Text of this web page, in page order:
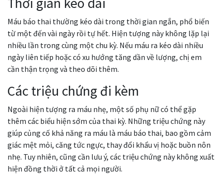
Máu báo thai thường kéo dài trong thời gian ngắn, phổ biến
từ một đến vài ngày rồi tự hết. Hiện tượng này không lặp lại
nhiều lần trong cùng một chu kỳ. Nếu máu ra kéo dài nhiều
ngày liên tiếp hoặc có xu hướng tăng dần về lượng, chị em
cần thận trọng và theo dõi thêm.
Các triệu chứng đi kèm
Ngoài hiện tượng ra máu nhẹ, một số phụ nữ có thể gặp
thêm các biểu hiện sớm của thai kỳ. Những triệu chứng này
giúp củng cố khả năng ra máu là máu báo thai, bao gồm cảm
giác mệt mỏi, căng tức ngực, thay đổi khẩu vị hoặc buồn nôn
nhẹ. Tuy nhiên, cũng cần lưu ý, các triệu chứng này không xuất
hiện đồng thời ở tất cả mọi người.